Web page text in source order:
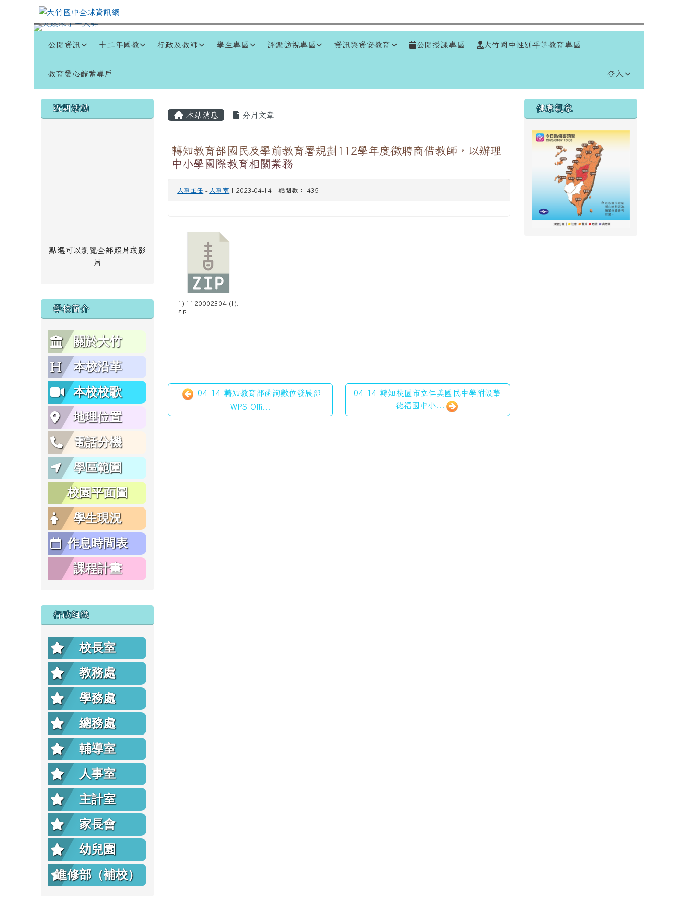
跳至主內容區
大竹國中全球資訊網
公開資訊 十二年國教 行政及教師 學生專區 評鑑訪視專區 資訊與資安教育 公開授課專區 大竹國中性別平等教育專區
教育愛心儲蓄專戶 登入
左邊區域內容
近期活動
點選可以瀏覽全部照片或影
片
學校簡介
關於大竹
本校沿革
本校校歌
地理位置
電話分機
學區範圍
校園平面圖
學生現況
作息時間表
課程計畫
行政組織
校長室
教務處
學務處
總務處
輔導室
人事室
主計室
家長會
幼兒園
進修部（補校）
主內容區域
本站消息 分月文章
轉知教育部國民及學前教育署規劃112學年度徵聘商借教師，以辦理
中小學國際教育相關業務
人事主任 - 人事室 | 2023-04-14 | 點閱數： 435
1) 1120002304 (1).
zip
04-14 轉知教育部函詢數位發展部
WPS Offi...
04-14 轉知桃園市立仁美國民中學附設華
德福國中小...
右邊區域內容
健康氣象
頁尾區域